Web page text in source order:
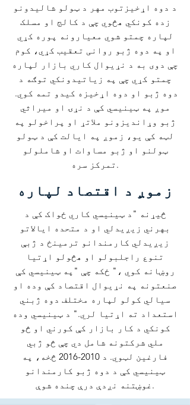
د دوه اړخیزتوب مهر د ټولو شالیدونو
زده کونکي هڅوي چې د کالج او مسلک
لپاره چمتو شوي معیارونه پوره کړي
او په دوه ژبو روانی تعقیب کړي، کوم
چې دوی به د نړیوال کاري بازار لپاره
چمتو کړي چې په زیاتیدونکي توګه د
دوه ژبو او دوه اړخیزه کیدو تمه کوي.
موږ په ټینیسي کې د نړۍ او میراثي
ژبو وړاندیزونو ملاتړ او پراخولو په
لټه کې یو، زموږ په ایالت کې د ټولو
ټولنو او ژبو مساوات او شاملولو
تمرکز سره.
زموږ د اقتصاد لپاره
څیړنه "د ټینیسي کاري ځواک کې د
بهرني زیږیدلي او د متحده ایالاتو
زیږیدلي کارمندانو ترمینځ د ژبې
تنوع راجلبولو او هڅولو اړتیا
روښانه کوي ،" ځکه چې "په ټینیسي کې
صنعتونه په نړیوال اقتصاد کې وده او
سیالي کولو لپاره مختلف دوه ژبني
استعداد ته اړتیا لري." د ټینیسي وده
کونکي د کار بازار کې کورني او څو
ملي شرکتونه شامل دي چې څو ژبي
فارغین لټوي. د 2010-2016
څخه، په
ټینیسي کې د دوه ژبو کارمندانو
غوښتنه نږدې درې چنده شوې.